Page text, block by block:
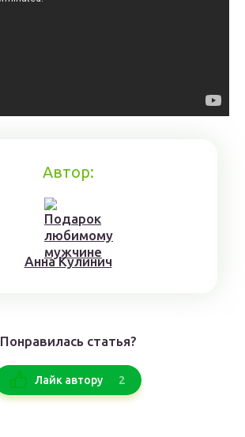
Автор:
Aннa Kyлинич
Понравилась статья?
Лайк автору 2